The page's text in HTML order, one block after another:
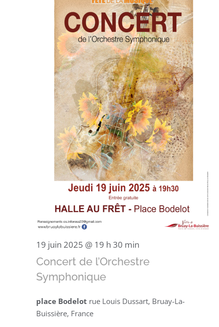
19 juin 2025 @ 19 h 30 min
Concert de l’Orchestre
Symphonique
place Bodelot rue Louis Dussart, Bruay-La-
Buissière, France